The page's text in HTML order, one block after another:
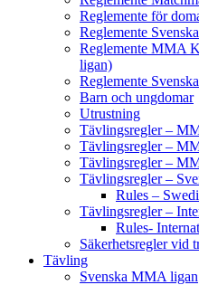
Reglemente för
Reglemente
Reglemente MMA
ligan)
Reglemente
Barn och ungdomar
Utrustning
Tävlingsregler –
Tävlingsregler –
Tävlingsregler –
Tävlingsregler –
Rules –
Tävlingsregler –
Rules-
Säkerhetsregler vid
Tävling
Svenska MMA ligan